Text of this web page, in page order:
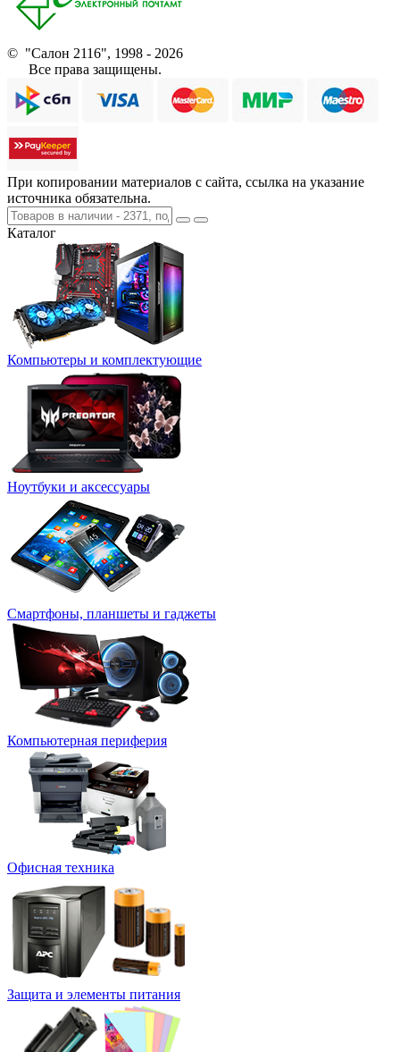
© "Салон 2116", 1998 - 2026
Все права защищены.
При копировании материалов с сайта, ссылка на указание
источника обязательна.
Каталог
Компьютеры и комплектующие
Ноутбуки и аксессуары
Смартфоны, планшеты и гаджеты
Компьютерная периферия
Офисная техника
Защита и элементы питания